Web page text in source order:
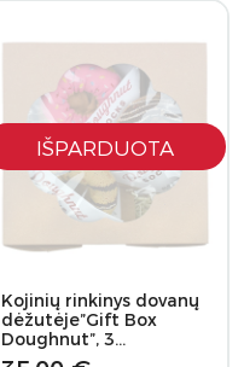
IŠPARDUOTA
Kojinių rinkinys dovanų
dėžutėje”Gift Box
Doughnut”, 3…